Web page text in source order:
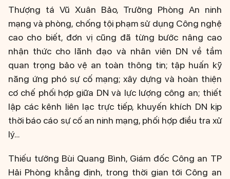
Thượng tá Vũ Xuân Bảo, Trưởng Phòng An ninh
mạng và phòng, chống tội phạm sử dụng Công nghệ
cao cho biết, đơn vị cũng đã từng bước nâng cao
nhận thức cho lãnh đạo và nhân viên DN về tầm
quan trọng bảo vệ an toàn thông tin; tập huấn kỹ
năng ứng phó sự cố mạng; xây dựng và hoàn thiện
cơ chế phối hợp giữa DN và lực lượng công an; thiết
lập các kênh liên lạc trực tiếp, khuyến khích DN kịp
thời báo cáo sự cố an ninh mạng, phối hợp điều tra xử
lý…
Thiếu tướng Bùi Quang Bình, Giám đốc Công an TP
Hải Phòng khẳng định, trong thời gian tới Công an